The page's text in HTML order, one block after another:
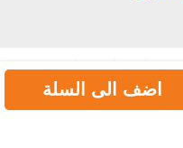
اضف الى السلة